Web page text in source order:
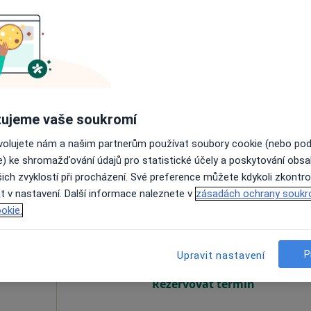
Dnes Zítra Pá So
Online rezervace termínu není k dispozici
Rezervovat termín
vaše soukromí
nám a našim partnerům používat soubory cookie (nebo
ke shromažďování údajů pro statistické účely a poskytování
zvyklostí při procházení. Své preference můžete kdykoli
v nastavení. Další informace naleznete v zásadách ochrany
Upravit nastavení